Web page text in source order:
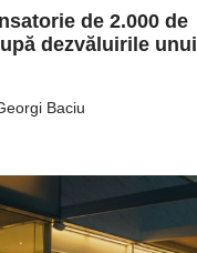
de 2.000 de
dezvăluirile unui
Baciu